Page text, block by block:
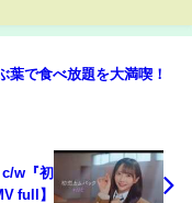
葉で食べ放題を大満喫！
c/w『初
full】